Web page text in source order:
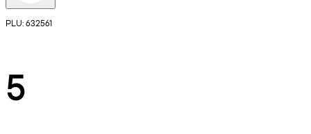
PLU: 632561
5